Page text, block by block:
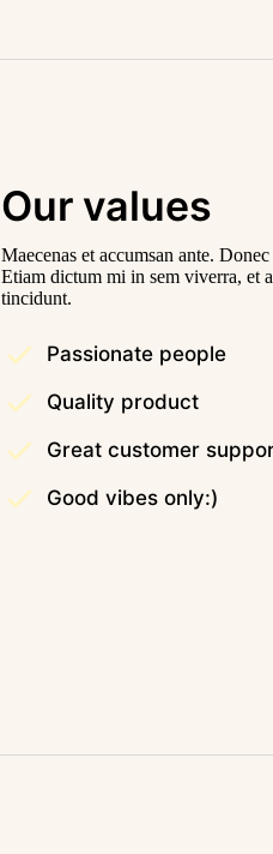
Our values
Maecenas et accumsan ante.
Etiam dictum mi in sem viverra, et
tincidunt.
Passionate people
Quality product
Great customer
Good vibes only:)